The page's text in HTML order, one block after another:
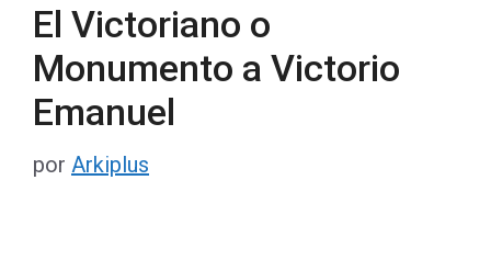
El Victoriano o
Monumento a Victorio
Emanuel
por Arkiplus